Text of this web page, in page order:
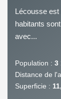
Lécousse est
habitants
avec...
Population : 3
Distance de
Superficie :